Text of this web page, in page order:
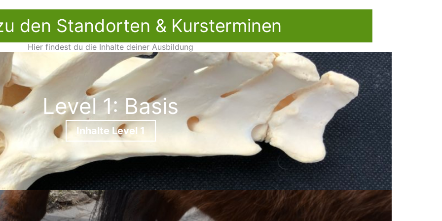
den Standorten & Kursterminen
Hier findest du die Inhalte deiner Ausbildung
Level 1: Basis
Inhalte Level 1